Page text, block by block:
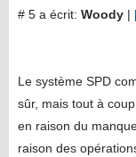
# 5 a écrit: Woody |
Le système SPD
sûr, mais tout à
en raison du
raison des